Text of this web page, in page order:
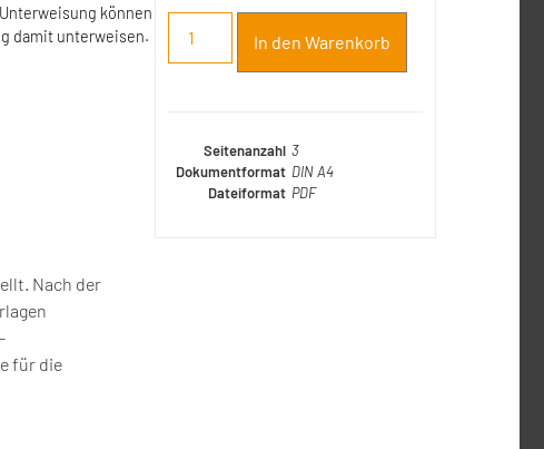
können
damit unterweisen.
Nach der
für die
In den Warenkorb
Seitenanzahl 3
Dokumentformat DIN A4
Dateiformat PDF